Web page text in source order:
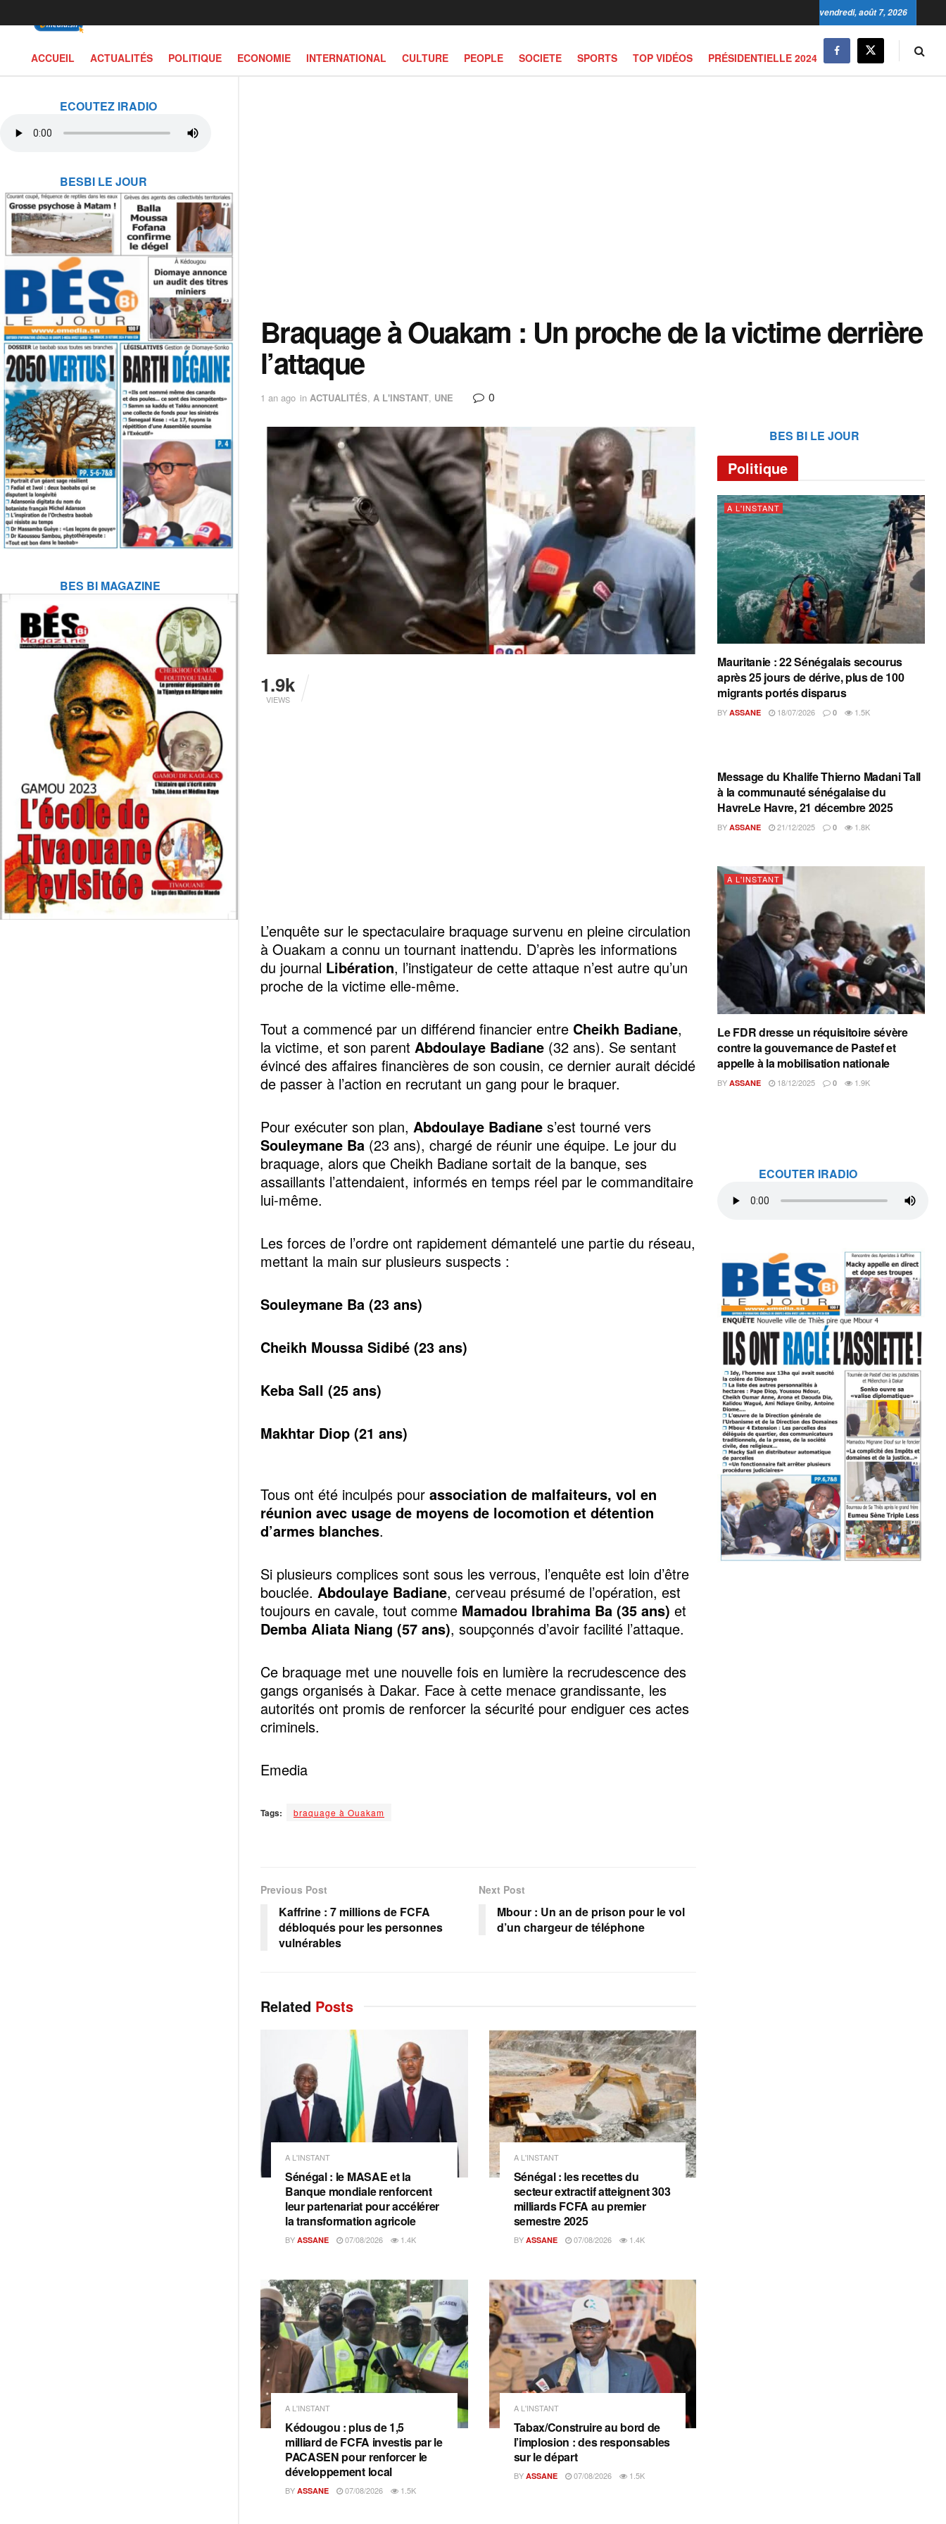
ECOUTEZ IRADIO
BESBI LE JOUR
BES BI MAGAZINE
vendredi, août 7, 2026
ACCUEIL ACTUALITÉS POLITIQUE ECONOMIE INTERNATIONAL CULTURE PEOPLE SOCIETE SPORTS TOP VIDÉOS PRÉSIDENTIELLE 2024
Braquage à Ouakam : Un proche de la victime derrière
l’attaque
1 an ago in ACTUALITÉS, A L'INSTANT, UNE 0
1.9k
VIEWS
L’enquête sur le spectaculaire braquage survenu en pleine circulation
à Ouakam a connu un tournant inattendu. D’après les informations
du journal Libération, l’instigateur de cette attaque n’est autre qu’un
proche de la victime elle-même.
Tout a commencé par un différend financier entre Cheikh Badiane,
la victime, et son parent Abdoulaye Badiane (32 ans). Se sentant
évincé des affaires financières de son cousin, ce dernier aurait décidé
de passer à l’action en recrutant un gang pour le braquer.
Pour exécuter son plan, Abdoulaye Badiane s’est tourné vers
Souleymane Ba (23 ans), chargé de réunir une équipe. Le jour du
braquage, alors que Cheikh Badiane sortait de la banque, ses
assaillants l’attendaient, informés en temps réel par le commanditaire
lui-même.
Les forces de l’ordre ont rapidement démantelé une partie du réseau,
mettant la main sur plusieurs suspects :
Souleymane Ba (23 ans)
Cheikh Moussa Sidibé (23 ans)
Keba Sall (25 ans)
Makhtar Diop (21 ans)
Tous ont été inculpés pour association de malfaiteurs, vol en
réunion avec usage de moyens de locomotion et détention
d’armes blanches.
Si plusieurs complices sont sous les verrous, l’enquête est loin d’être
bouclée. Abdoulaye Badiane, cerveau présumé de l’opération, est
toujours en cavale, tout comme Mamadou Ibrahima Ba (35 ans) et
Demba Aliata Niang (57 ans), soupçonnés d’avoir facilité l’attaque.
Ce braquage met une nouvelle fois en lumière la recrudescence des
gangs organisés à Dakar. Face à cette menace grandissante, les
autorités ont promis de renforcer la sécurité pour endiguer ces actes
criminels.
Emedia
Tags: braquage à Ouakam
Previous Post
Kaffrine : 7 millions de FCFA
débloqués pour les personnes
vulnérables
Next Post
Mbour : Un an de prison pour le vol
d’un chargeur de téléphone
Related Posts
A L'INSTANT
Sénégal : le MASAE et la
Banque mondiale renforcent
leur partenariat pour accélérer
la transformation agricole
BY ASSANE 07/08/2026 1.4K
A L'INSTANT
Sénégal : les recettes du
secteur extractif atteignent 303
milliards FCFA au premier
semestre 2025
BY ASSANE 07/08/2026 1.4K
A L'INSTANT
Kédougou : plus de 1,5
milliard de FCFA investis par le
PACASEN pour renforcer le
développement local
BY ASSANE 07/08/2026 1.5K
A L'INSTANT
Tabax/Construire au bord de
l’implosion : des responsables
sur le départ
BY ASSANE 07/08/2026 1.5K
BES BI LE JOUR
Politique
A L'INSTANT
Mauritanie : 22 Sénégalais secourus
après 25 jours de dérive, plus de 100
migrants portés disparus
BY ASSANE 18/07/2026 0 1.5K
A L'INSTANT
Message du Khalife Thierno Madani Tall
à la communauté sénégalaise du
HavreLe Havre, 21 décembre 2025
BY ASSANE 21/12/2025 0 1.8K
A L'INSTANT
Le FDR dresse un réquisitoire sévère
contre la gouvernance de Pastef et
appelle à la mobilisation nationale
BY ASSANE 18/12/2025 0 1.9K
ECOUTER IRADIO